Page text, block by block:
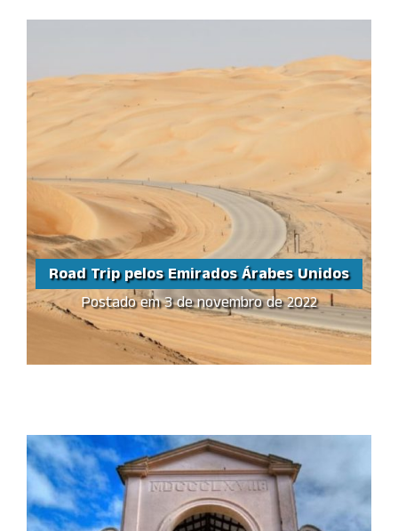
Road Trip pelos Emirados Árabes Unidos
Postado em 3 de novembro de 2022
Road Trip pelos
Emirados Árabes Unidos